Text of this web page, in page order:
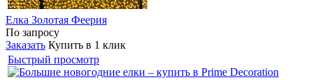
Елка Золотая Феерия
По запросу
Заказать Купить в 1 клик
Быстрый просмотр